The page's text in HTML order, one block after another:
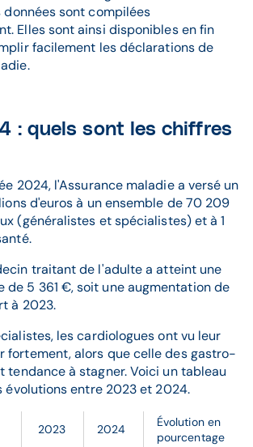
sont compilées
Elles sont ainsi disponibles en fin
facilement les déclarations de
: quels sont les chiffres
2024, l'Assurance maladie a versé un
d'euros à un ensemble de 70 209
(généralistes et spécialistes) et à 1
traitant de l'adulte a atteint une
de 5 361 €, soit une augmentation de
à 2023.
les cardiologues ont vu leur
fortement, alors que celle des gastro-
tendance à stagner. Voici un tableau
entre 2023 et 2024.
2023 2024
Évolution en
pourcentage